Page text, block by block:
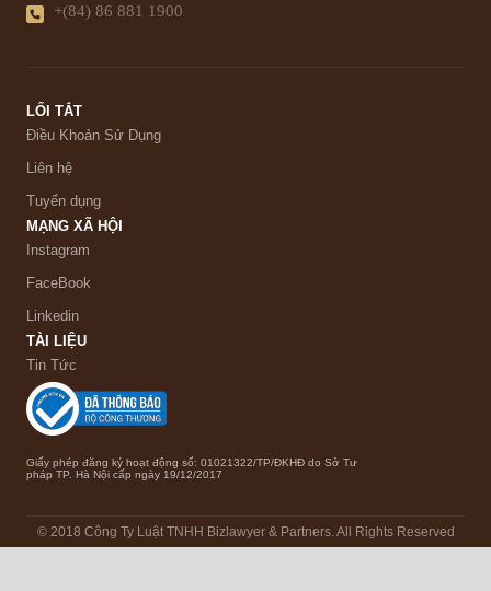
+(84) 86 881 1900
LỐI TẮT
Điều Khoản Sử Dụng
Liên hệ
Tuyển dụng
MẠNG XÃ HỘI
Instagram
FaceBook
Linkedin
TÀI LIỆU
Tin Tức
Giấy phép đăng ký hoạt động số: 01021322/TP/ĐKHĐ do Sở Tư
pháp TP. Hà Nội cấp ngày 19/12/2017
© 2018 Công Ty Luật TNHH Bizlawyer & Partners. All Rights Reserved